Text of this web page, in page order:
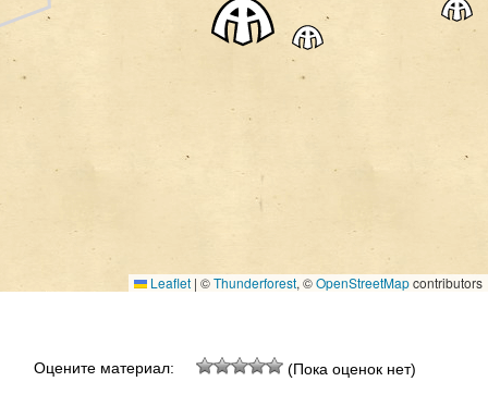
Leaflet | ©Thunderforest, ©OpenStreetMapcontributors
Оцените материал: (Пока оценок нет)